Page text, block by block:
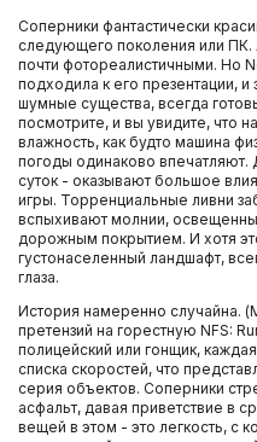
Соперники фантастически
следующего поколения или ПК.
почти фотореалистичными. Но
подходила к его презентации,
шумные существа, всегда
посмотрите, и вы увидите, что
влажность, как будто машина
погоды одинаково
суток - оказывают большое
игры. Торренциальные ливни
вспыхивают молнии,
дорожным покрытием. И хотя
густонаселенный ландшафт,
глаза.
История намеренно случайна.
претензий на горестную NFS:
полицейский или гонщик,
списка скоростей, что
серия объектов. Соперники
асфальт, давая приветствие в
вещей в этом - это легкость, с